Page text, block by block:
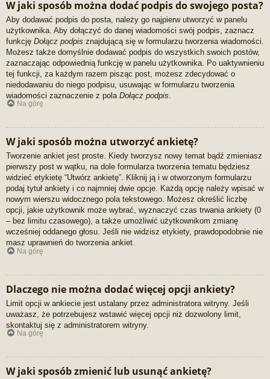
W jaki sposób można dodać podpis do swojego posta?
Aby dodawać podpis do posta, należy go najpierw utworzyć w panelu
użytkownika. Aby dołączyć do danej wiadomości swój podpis, zaznacz
funkcję Dołącz podpis znajdującą się w formularzu tworzenia wiadomości.
Możesz także domyślnie dodawać podpis do wszystkich swoich postów,
zaznaczając odpowiednią funkcję w panelu użytkownika. Po uaktywnieniu
tej funkcji, za każdym razem pisząc post, możesz zdecydować o
niedodawaniu do niego podpisu, usuwając w formularzu tworzenia
wiadomości zaznaczenie z pola Dołącz podpis
Na górę
W jaki sposób można utworzyć ankietę?
Tworzenie ankiet jest proste. Kiedy tworzysz nowy temat bądź zmieniasz
pierwszy post w wątku, na dole formularza tworzenia tematu będziesz
widzieć etykietę “Utwórz ankietę”. Kliknij ją i w otworzonym formularzu
podaj tytuł ankiety i co najmniej dwie opcje. Każdą opcję należy wpisać w
nowym wierszu widocznego pola tekstowego. Możesz określić liczbę
opcji, jakie użytkownik może wybrać, wyznaczyć czas trwania ankiety (0
– bez limitu czasowego), a także umożliwić użytkownikom zmianę
wcześniej oddanego głosu. Jeśli nie widzisz etykiety, prawdopodobnie nie
masz uprawnień do tworzenia ankiet.
Na górę
Dlaczego nie można dodać więcej opcji ankiety?
Limit opcji w ankiecie jest ustalany przez administratora witryny. Jeśli
uważasz, że potrzebujesz wstawić więcej opcji niż dozwolony limit,
skontaktuj się z administratorem witryny.
Na górę
W jaki sposób zmienić lub usunąć ankietę?